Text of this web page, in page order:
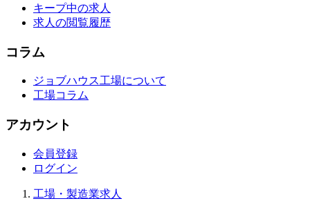
キープ中の求人
求人の閲覧履歴
コラム
ジョブハウス工場について
工場コラム
アカウント
会員登録
ログイン
工場・製造業求人